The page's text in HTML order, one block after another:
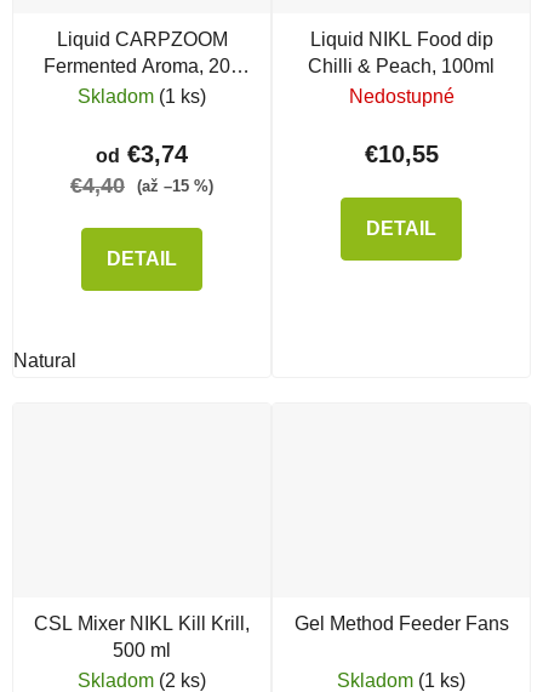
Liquid CARPZOOM
Fermented Aroma, 200
ml
Skladom (1 ks)
od €3,74
€4,40 (až –15 %)
DETAIL
Natural
Liquid NIKL Food dip
Chilli & Peach, 100ml
Nedostupné
€10,55
DETAIL
CSL Mixer NIKL Kill Krill,
500 ml
Skladom (2 ks)
Gel Method Feeder Fans
Skladom (1 ks)